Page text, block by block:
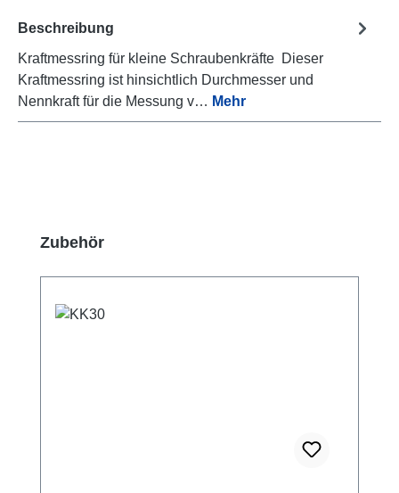
Beschreibung
Kraftmessring für kleine Schraubenkräfte Dieser
Kraftmessring ist hinsichtlich Durchmesser und
Nennkraft für die Messung v… Mehr
Produktgalerie überspringen
Zubehör